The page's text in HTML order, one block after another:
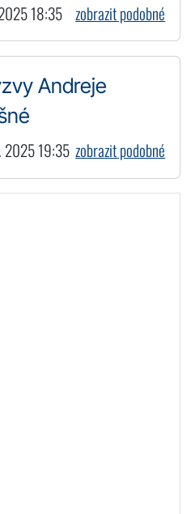
18:35 zobrazit podobné
Andreje
2025 19:35 zobrazit podobné